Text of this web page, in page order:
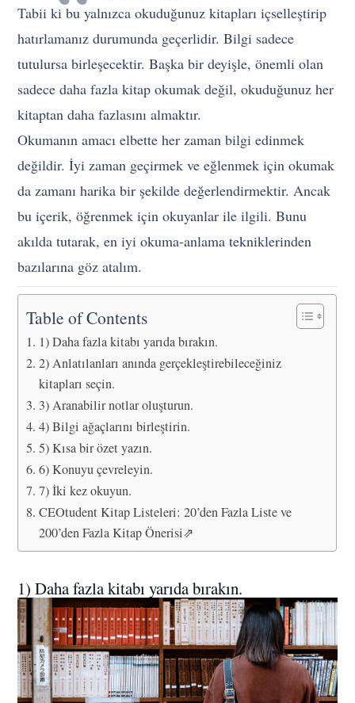
Tabii ki bu yalnızca okuduğunuz kitapları içselleştirip
hatırlamanız durumunda geçerlidir. Bilgi sadece
tutulursa birleşecektir. Başka bir deyişle, önemli olan
sadece daha fazla kitap okumak değil, okuduğunuz her
kitaptan daha fazlasını almaktır.
Okumanın amacı elbette her zaman bilgi edinmek
değildir. İyi zaman geçirmek ve eğlenmek için okumak
da zamanı harika bir şekilde değerlendirmektir. Ancak
bu içerik, öğrenmek için okuyanlar ile ilgili. Bunu
akılda tutarak, en iyi okuma-anlama tekniklerinden
bazılarına göz atalım.
Table of Contents
1) Daha fazla kitabı yarıda bırakın.
2) Anlatılanları anında gerçekleştirebileceğiniz
kitapları seçin.
3) Aranabilir notlar oluşturun.
4) Bilgi ağaçlarını birleştirin.
5) Kısa bir özet yazın.
6) Konuyu çevreleyin.
7) İki kez okuyun.
CEOtudent Kitap Listeleri: 20’den Fazla Liste ve
200’den Fazla Kitap Önerisi⇗
1) Daha fazla kitabı yarıda bırakın.